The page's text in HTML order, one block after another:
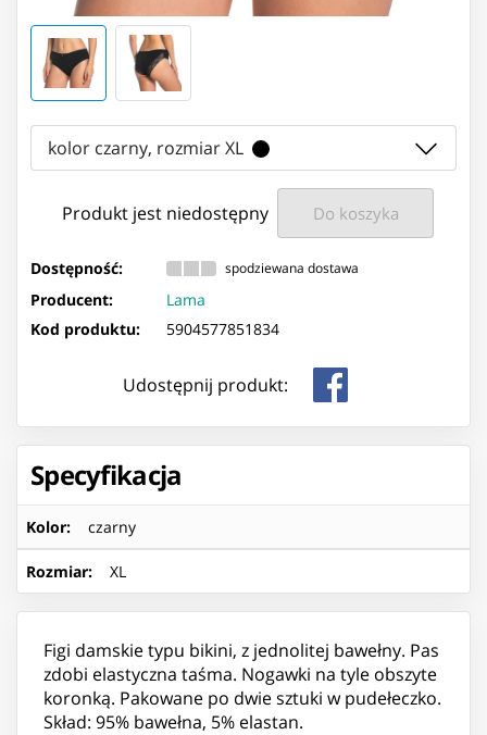
kolor czarny, rozmiar XL
Produkt jest niedostępny Do koszyka
Dostępność: spodziewana dostawa
Producent:
Lama
Kod produktu:
5904577851834
Udostępnij produkt:
Specyfikacja
Kolor: czarny
Rozmiar: XL
Figi damskie typu bikini, z jednolitej bawełny. Pas
zdobi elastyczna taśma. Nogawki na tyle obszyte
koronką. Pakowane po dwie sztuki w pudełeczko.
Skład: 95% bawełna, 5% elastan.